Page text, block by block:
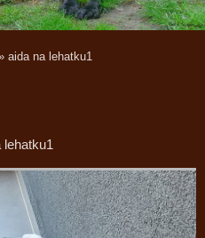
aida na lehatku1
lehatku1